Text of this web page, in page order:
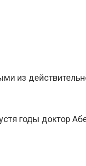
из
годы доктор